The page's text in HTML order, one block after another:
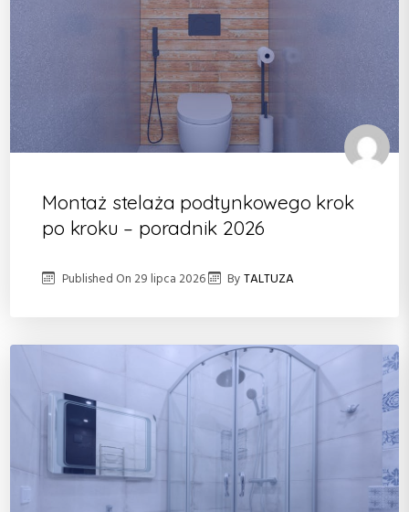
Montaż stelaża podtynkowego krok
po kroku – poradnik 2026
Published On29 lipca 2026 ByTALTUZA